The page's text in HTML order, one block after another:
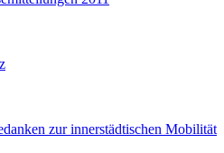
zur innerstädtischen Mobilität